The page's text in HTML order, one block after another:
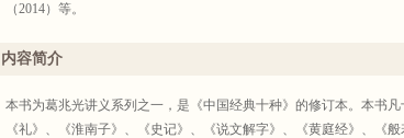
“葛兆光讲义系列”为葛兆光先生从教以来给学生们开授多门课程的
其有裨益于后学。此系列可为读者之锁钥，使其在习得传统文化知识
（2014）等。
内容简介
本书为葛兆光讲义系列之一，是《中国经典十种》的修订本。本书
《礼》、《淮南子》、《史记》、《说文解字》、《黄庭经》、《